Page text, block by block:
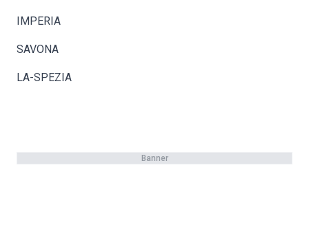
IMPERIA
SAVONA
LA-SPEZIA
Banner